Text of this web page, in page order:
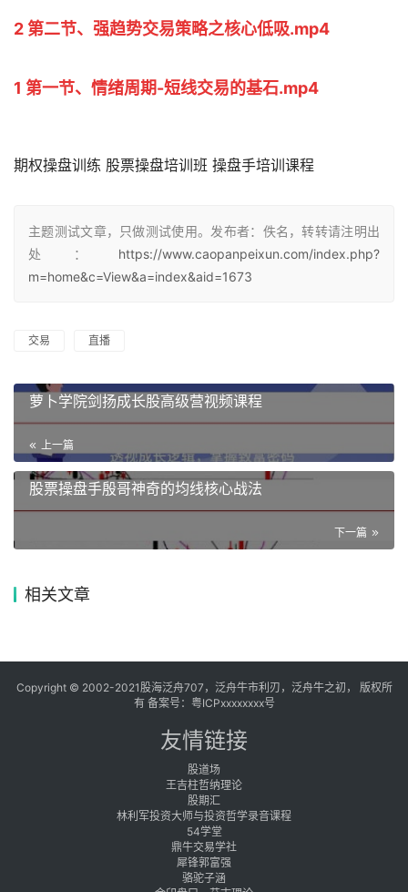
2 第二节、强趋势交易策略之核心低吸.mp4
1 第一节、情绪周期-短线交易的基石.mp4
期权操盘训练 股票操盘培训班 操盘手培训课程
主题测试文章，只做测试使用。发布者：佚名，转转请注明出
处： https://www.caopanpeixun.com/index.php?
m=home&c=View&a=index&aid=1673
交易 直播
萝卜学院剑扬成长股高级营视频课程
上一篇
股票操盘手殷哥神奇的均线核心战法
下一篇
相关文章
Copyright © 2002-2021股海泛舟707，泛舟牛市利刃，泛舟牛之初， 版权所
有 备案号： 粤ICPxxxxxxxx号
友情链接
股道场
王吉柱哲纳理论
股期汇
林利军投资大师与投资哲学录音课程
54学堂
鼎牛交易学社
犀锋郭富强
骆驼子涵